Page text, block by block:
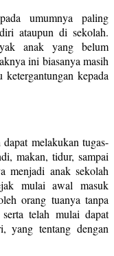
umumnya paling
ataupun di sekolah.
anak yang belum
ini biasanya masih
kepada
melakukan tugas-
makan, tidur, sampai
menjadi anak sekolah
mulai awal masuk
orang tuanya tanpa
telah mulai dapat
yang tentang dengan